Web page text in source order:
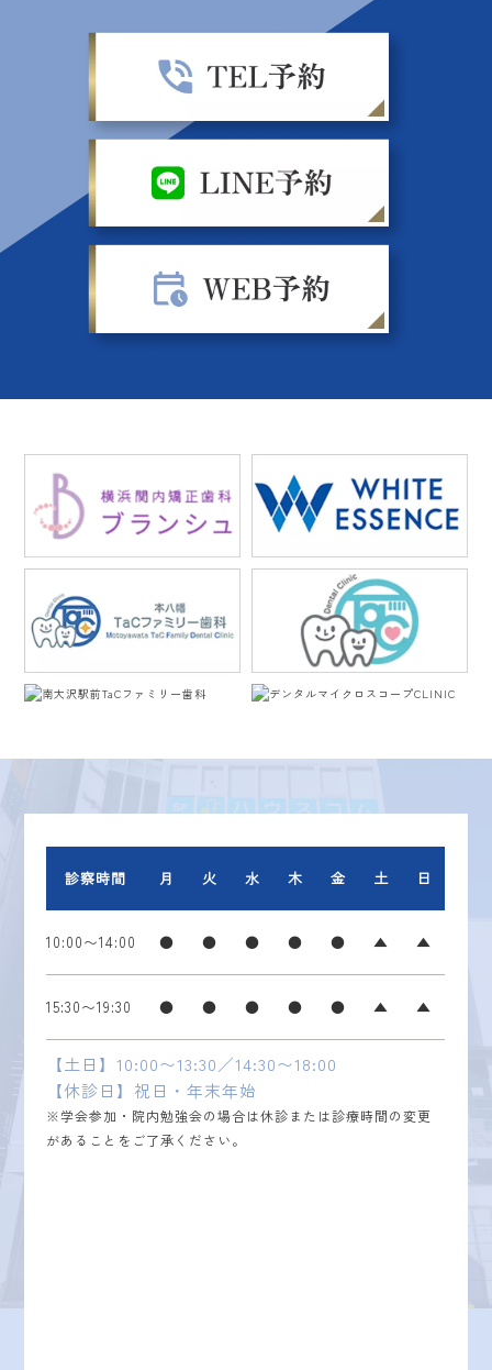
診察時間 月 火 水 木 金 土 日
10:00〜14:00 ● ● ● ● ● ▲ ▲
15:30〜19:30 ● ● ● ● ● ▲ ▲
【土日】10:00〜13:30／14:30〜18:00
【休診日】祝日・年末年始
※学会参加・院内勉強会の場合は休診または診療時間の変更
があることをご了承ください。